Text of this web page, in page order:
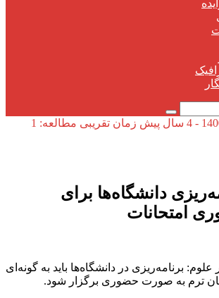
زمان تقریبی مطالعه: 1
دانشگاه‌ها برای
امتحانات
برنامه‌ریزی در دانشگاه‌ها باید به گونه‌ای
ترم به صورت حضوری برگزار شود.